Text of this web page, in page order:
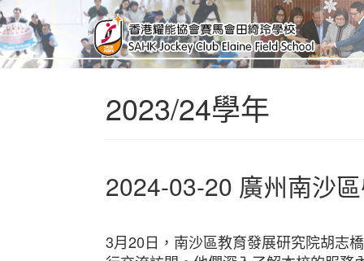
2023/24學年
2024-03-20 廣州南沙
3月20日，南沙區教育發展研究院胡志